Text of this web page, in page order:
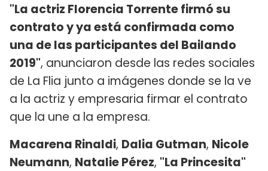
"La actriz Florencia Torrente firmó su
contrato y ya está confirmada como
una de las participantes del Bailando
2019", anunciaron desde las redes sociales
de La Flia junto a imágenes donde se la ve
a la actriz y empresaria firmar el contrato
que la une a la empresa.
Macarena Rinaldi, Dalia Gutman, Nicole
Neumann, Natalie Pérez, "La Princesita"